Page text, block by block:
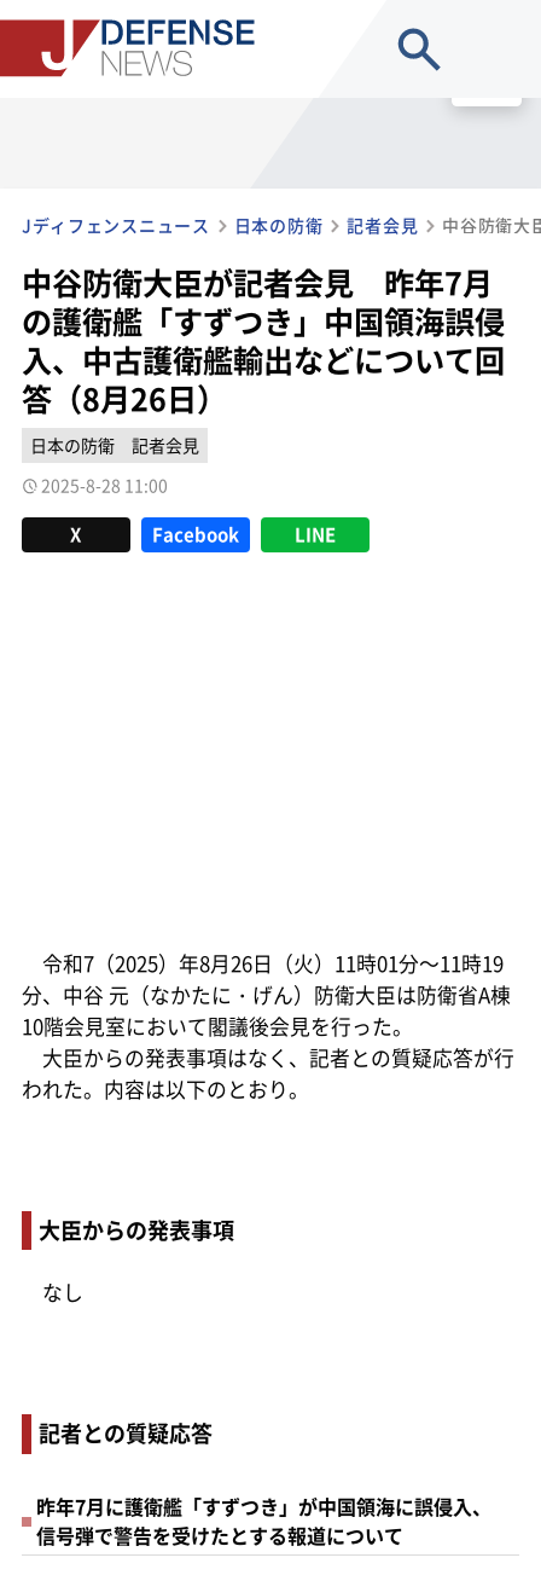
Jディフェンスニュース 日本の防衛 記者会見
中谷防衛大臣が記者会見 昨年7月
の護衛艦「すずつき」中国領海誤侵
入、中古護衛艦輸出などについて回
答（8月26日）
日本の防衛
記者会見
2025-8-28 11:00
X Facebook LINE
令和7（2025）年8月26日（火）11時01分～11時19
分、中谷 元（なかたに・げん）防衛大臣は防衛省A棟
10階会見室において閣議後会見を行った。
大臣からの発表事項はなく、記者との質疑応答が行
われた。内容は以下のとおり。
大臣からの発表事項
なし
記者との質疑応答
昨年7月に護衛艦「すずつき」が中国領海に誤侵入、
信号弾で警告を受けたとする報道について